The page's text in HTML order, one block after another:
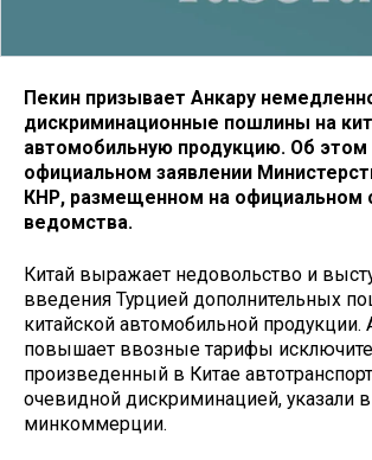
Пекин призывает Анкару
дискриминационные пошлины на
автомобильную продукцию. Об этом
официальном заявлении
КНР, размещенном на официальном
ведомства.
Китай выражает недовольство и
введения Турцией дополнительных
китайской автомобильной продукции.
повышает ввозные тарифы
произведенный в Китае
очевидной дискриминацией, указали в
минкоммерции.